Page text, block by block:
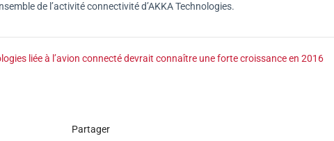
de l’activité connectivité d’AKKA Technologies.
liée à l’avion connecté devrait connaître une forte croissance en 2016
Partager